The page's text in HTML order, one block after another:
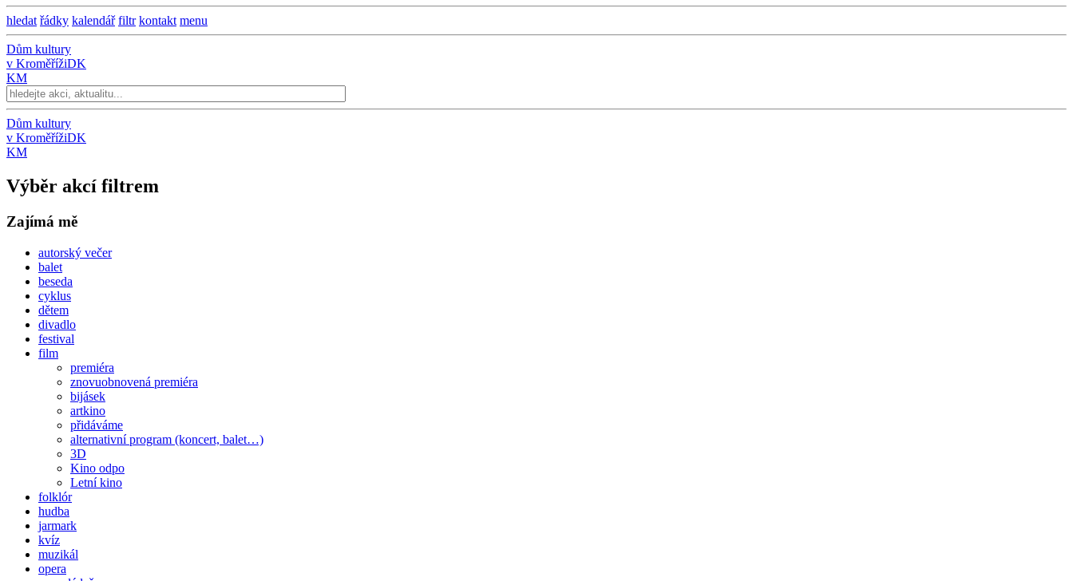
hledat řádky kalendář filtr kontakt menu
Dům kultury
v KroměřížiDK
KM
Dům kultury
v KroměřížiDK
KM
Výběr akcí filtrem
Zajímá mě
autorský večer
balet
beseda
cyklus
dětem
divadlo
festival
film
premiéra
znovuobnovená premiéra
bijásek
artkino
přidáváme
alternativní program (koncert, balet…)
3D
Kino odpo
Letní kino
folklór
hudba
jarmark
kvíz
muzikál
opera